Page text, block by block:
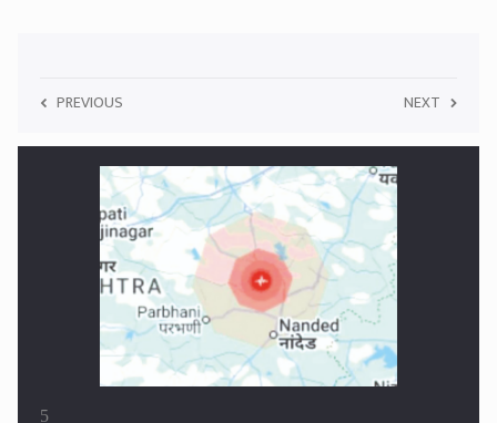
PREVIOUS NEXT
मराठवाड्यात हादरे, एकाचवेळी ३ जिल्ह्यात भूकंपाचे धक्के; रात्रीच्या अंधारात लोक
झाले भयभीत